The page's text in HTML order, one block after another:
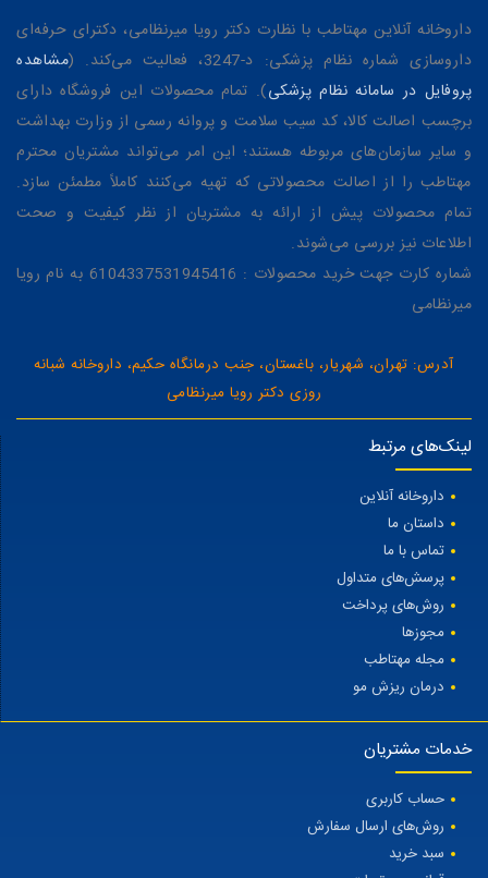
داروخانه آنلاین مهتاطب با نظارت دکتر رویا میرنظامی، دکترای حرفه‌ای
داروسازی شماره نظام پزشکی: د-3247، فعالیت می‌کند. (
مشاهده
پروفایل در سامانه نظام پزشکی). تمام محصولات این فروشگاه دارای
برچسب اصالت کالا، کد سیب سلامت و پروانه رسمی از وزارت بهداشت
و سایر سازمان‌های مربوطه هستند؛ این امر می‌تواند مشتریان محترم
مهتاطب را از اصالت محصولاتی که تهیه می‌کنند کاملاً مطمئن سازد.
تمام محصولات پیش از ارائه به مشتریان از نظر کیفیت و صحت
اطلاعات نیز بررسی می‌شوند.
شماره کارت جهت خرید محصولات : 6104337531945416 به نام رویا
میرنظامی
آدرس: تهران، شهریار، باغستان، جنب درمانگاه حکیم، داروخانه شبانه
روزی دکتر رویا میرنظامی
لینک‌های مرتبط
داروخانه آنلاین
داستان ما
تماس با ما
پرسش‌های متداول
روش‌های پرداخت
مجوزها
مجله مهتاطب
درمان ریزش مو
خدمات مشتریان
حساب کاربری
روش‌های ارسال سفارش
سبد خرید